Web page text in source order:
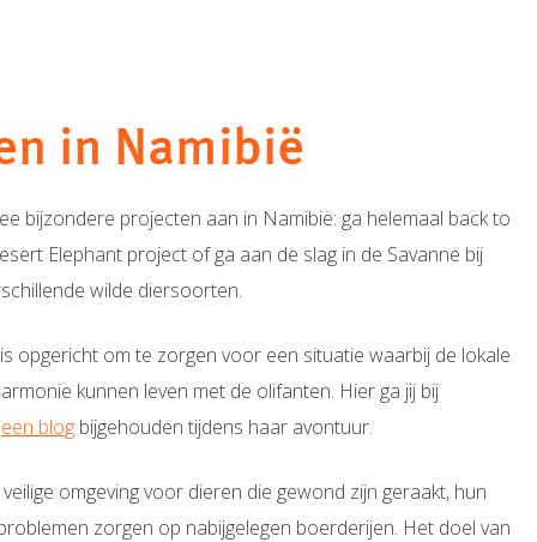
in Namibië
bijzondere projecten aan in Namibië: ga helemaal back to
Elephant project of ga aan de slag in de Savanne bij
wilde diersoorten.
opgericht om te zorgen voor een situatie waarbij de lokale
kunnen leven met de olifanten. Hier ga jij bij
een blog bijgehouden tijdens haar avontuur.
omgeving voor dieren die gewond zijn geraakt, hun
zorgen op nabijgelegen boerderijen. Het doel van